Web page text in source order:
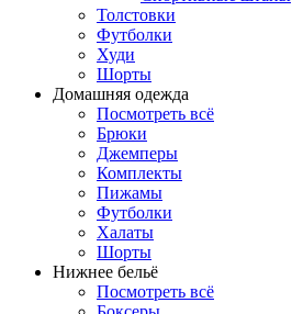
Толстовки
Футболки
Худи
Шорты
Домашняя одежда
Посмотреть всё
Брюки
Джемперы
Комплекты
Пижамы
Футболки
Халаты
Шорты
Нижнее бельё
Посмотреть всё